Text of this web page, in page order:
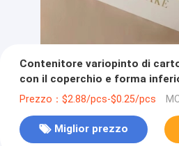
Contenitore variopinto di
con il coperchio e forma
del regalo
Prezzo：$2.88/pcs-$0.25/pcs
Miglior prezzo